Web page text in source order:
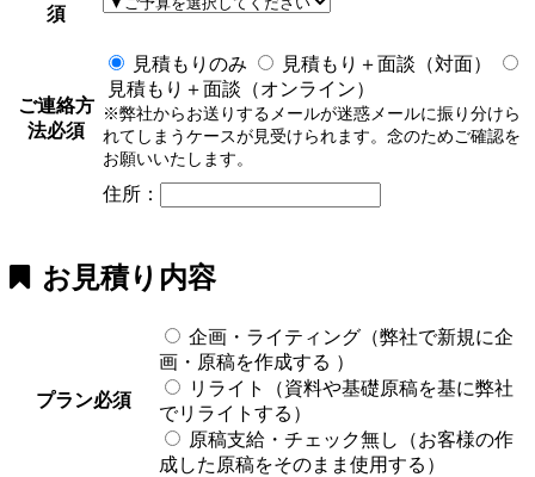
須
ご連絡方
法必須
見積もりのみ
見積もり＋面談（対面）
見積もり＋面談（オンライン）
※弊社からお送りするメールが迷惑メールに振り分けら
れてしまうケースが見受けられます。念のためご確認を
お願いいたします。
住所：
お見積り内容
プラン必須
企画・ライティング（弊社で新規に企
画・原稿を作成する ）
リライト（資料や基礎原稿を基に弊社
でリライトする）
原稿支給・チェック無し（お客様の作
成した原稿をそのまま使用する）